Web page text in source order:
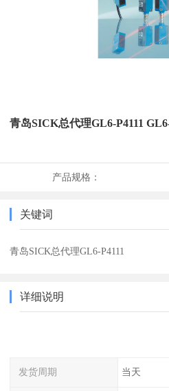
青岛SICK总代理GL6-P4111
产品规格：
关键词
青岛SICK总代理GL6-P4111
详细说明
发货周期 当天